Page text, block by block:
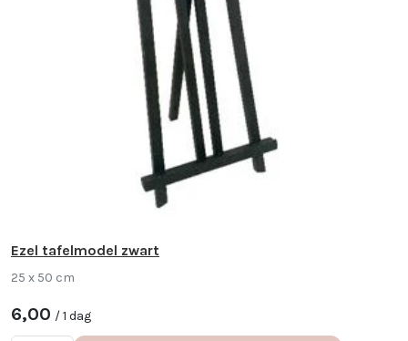
Ezel tafelmodel zwart
25 x 50 cm
6,00 / 1 dag